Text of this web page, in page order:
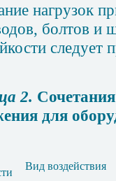
нагрузок
болтов и
следует
2.
для
Вид воздействия